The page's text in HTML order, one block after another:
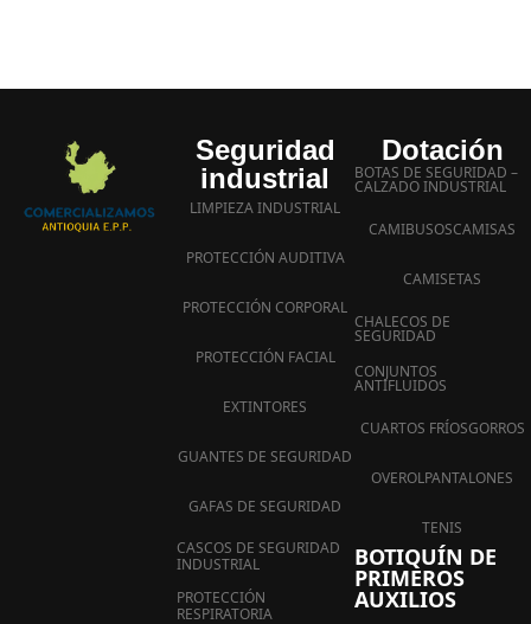
Seguridad
industrial
LIMPIEZA INDUSTRIAL
PROTECCIÓN AUDITIVA
PROTECCIÓN CORPORAL
PROTECCIÓN FACIAL
EXTINTORES
GUANTES DE SEGURIDAD
GAFAS DE SEGURIDAD
CASCOS DE SEGURIDAD
INDUSTRIAL
PROTECCIÓN
RESPIRATORIA
Dotación
BOTAS DE SEGURIDAD –
CALZADO INDUSTRIAL
CAMIBUSOSCAMISAS
CAMISETAS
CHALECOS DE
SEGURIDAD
CONJUNTOS
ANTIFLUIDOS
CUARTOS FRÍOSGORROS
OVEROLPANTALONES
TENIS
BOTIQUÍN DE
PRIMEROS
AUXILIOS